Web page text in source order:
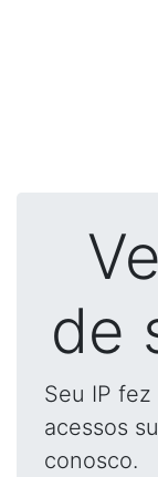
de
Seu IP
acessos
conosco.